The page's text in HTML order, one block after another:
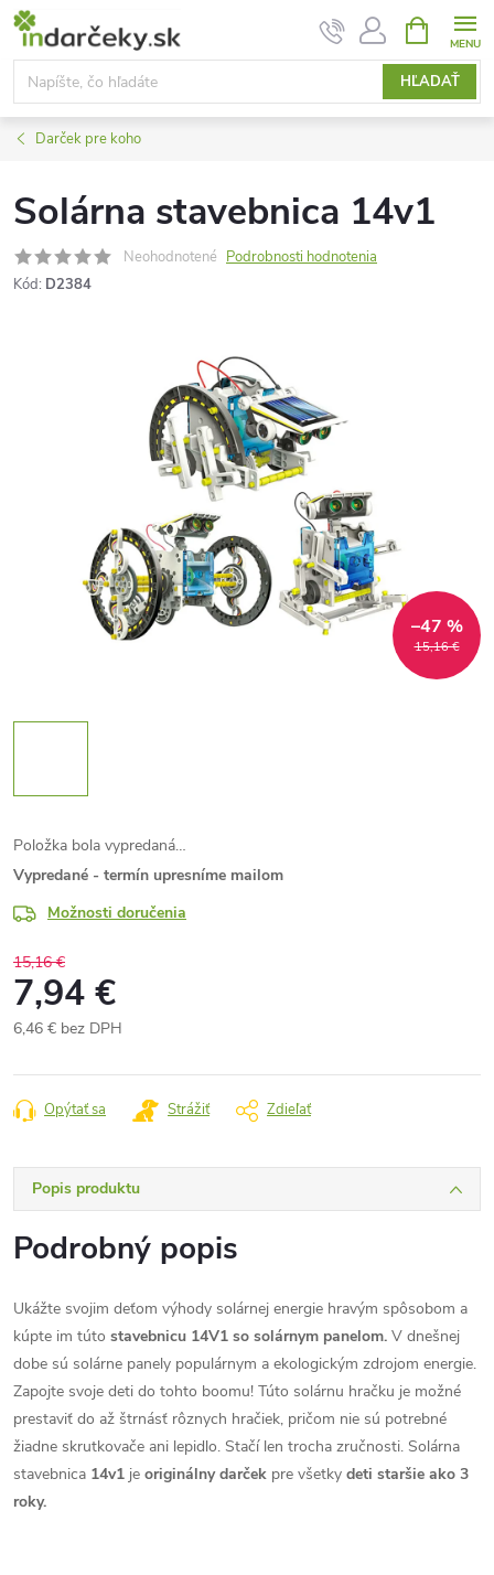
Prejsť
obsah
HĽADAŤ
KOŠÍK
Darček pre koho
Solárna stavebnica 14v1
Neohodnotené Podrobnosti hodnotenia
Kód: D2384
15,16 €
–47 %
Položka bola vypredaná…
Vypredané - termín upresníme mailom
Možnosti doručenia
15,16 €
7,94 €
6,46 € bez DPH
cena:
Opýtať sa Strážiť Zdieľať
Popis produktu
Podrobný popis
Ukážte svojim deťom výhody solárnej energie hravým spôsobom a
kúpte im túto stavebnicu 14V1 so solárnym panelom. V dnešnej
dobe sú solárne panely populárnym a ekologickým zdrojom energie.
Zapojte svoje deti do tohto boomu! Túto solárnu hračku je možné
prestaviť do až štrnásť rôznych hračiek, pričom nie sú potrebné
žiadne skrutkovače ani lepidlo. Stačí len trocha zručnosti. Solárna
stavebnica 14v1 je originálny darček pre všetky deti staršie ako 3
roky.